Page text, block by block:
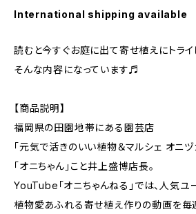
International shipping available
読むと今すぐお庭に出て寄せ植えにトライ
そんな内容になっています♬
【商品説明】
福岡県の田園地帯にある園芸店
「元気で活きのいい植物＆マルシェ オニ
「オニちゃん」こと井上盛博店長。
YouTube「オニちゃんねる」では、人気ユ
植物愛あふれる寄せ植え作りの動画を毎